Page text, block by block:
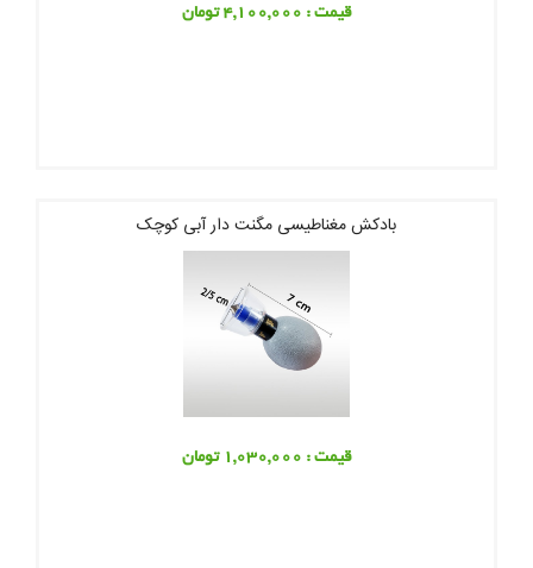
قیمت : 4,100,000 تومان
بادکش مغناطیسی مگنت دار آبی کوچک
قیمت : 1,030,000 تومان